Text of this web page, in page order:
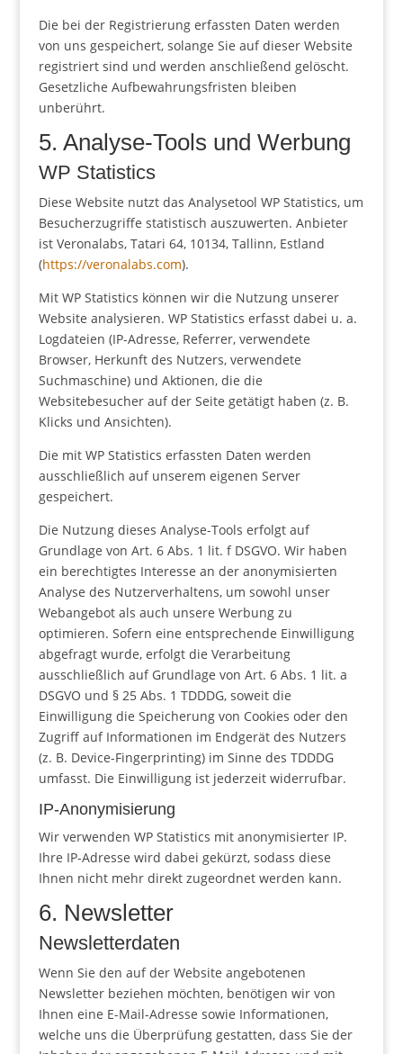
Die bei der Registrierung erfassten Daten werden
von uns gespeichert, solange Sie auf dieser Website
registriert sind und werden anschließend gelöscht.
Gesetzliche Aufbewahrungsfristen bleiben
unberührt.
5. Analyse-Tools und Werbung
WP Statistics
Diese Website nutzt das Analysetool WP Statistics, um
Besucherzugriffe statistisch auszuwerten. Anbieter
ist Veronalabs, Tatari 64, 10134, Tallinn, Estland
(https://veronalabs.com).
Mit WP Statistics können wir die Nutzung unserer
Website analysieren. WP Statistics erfasst dabei u. a.
Logdateien (IP-Adresse, Referrer, verwendete
Browser, Herkunft des Nutzers, verwendete
Suchmaschine) und Aktionen, die die
Websitebesucher auf der Seite getätigt haben (z. B.
Klicks und Ansichten).
Die mit WP Statistics erfassten Daten werden
ausschließlich auf unserem eigenen Server
gespeichert.
Die Nutzung dieses Analyse-Tools erfolgt auf
Grundlage von Art. 6 Abs. 1 lit. f DSGVO. Wir haben
ein berechtigtes Interesse an der anonymisierten
Analyse des Nutzerverhaltens, um sowohl unser
Webangebot als auch unsere Werbung zu
optimieren. Sofern eine entsprechende Einwilligung
abgefragt wurde, erfolgt die Verarbeitung
ausschließlich auf Grundlage von Art. 6 Abs. 1 lit. a
DSGVO und § 25 Abs. 1 TDDDG, soweit die
Einwilligung die Speicherung von Cookies oder den
Zugriff auf Informationen im Endgerät des Nutzers
(z. B. Device-Fingerprinting) im Sinne des TDDDG
umfasst. Die Einwilligung ist jederzeit widerrufbar.
IP-Anonymisierung
Wir verwenden WP Statistics mit anonymisierter IP.
Ihre IP-Adresse wird dabei gekürzt, sodass diese
Ihnen nicht mehr direkt zugeordnet werden kann.
6. Newsletter
Newsletter­daten
Wenn Sie den auf der Website angebotenen
Newsletter beziehen möchten, benötigen wir von
Ihnen eine E-Mail-Adresse sowie Informationen,
welche uns die Überprüfung gestatten, dass Sie der